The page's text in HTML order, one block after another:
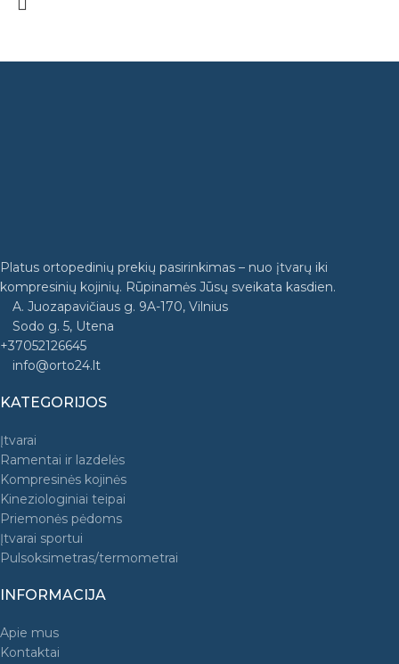
Platus ortopedinių prekių pasirinkimas – nuo įtvarų iki
kompresinių kojinių. Rūpinamės Jūsų sveikata kasdien.
A. Juozapavičiaus g. 9A-170, Vilnius
Sodo g. 5, Utena
+37052126645
info@orto24.lt
KATEGORIJOS
Įtvarai
Ramentai ir lazdelės
Kompresinės kojinės
Kineziologiniai teipai
Priemonės pėdoms
Įtvarai sportui
Pulsoksimetras/termometrai
INFORMACIJA
Apie mus
Kontaktai